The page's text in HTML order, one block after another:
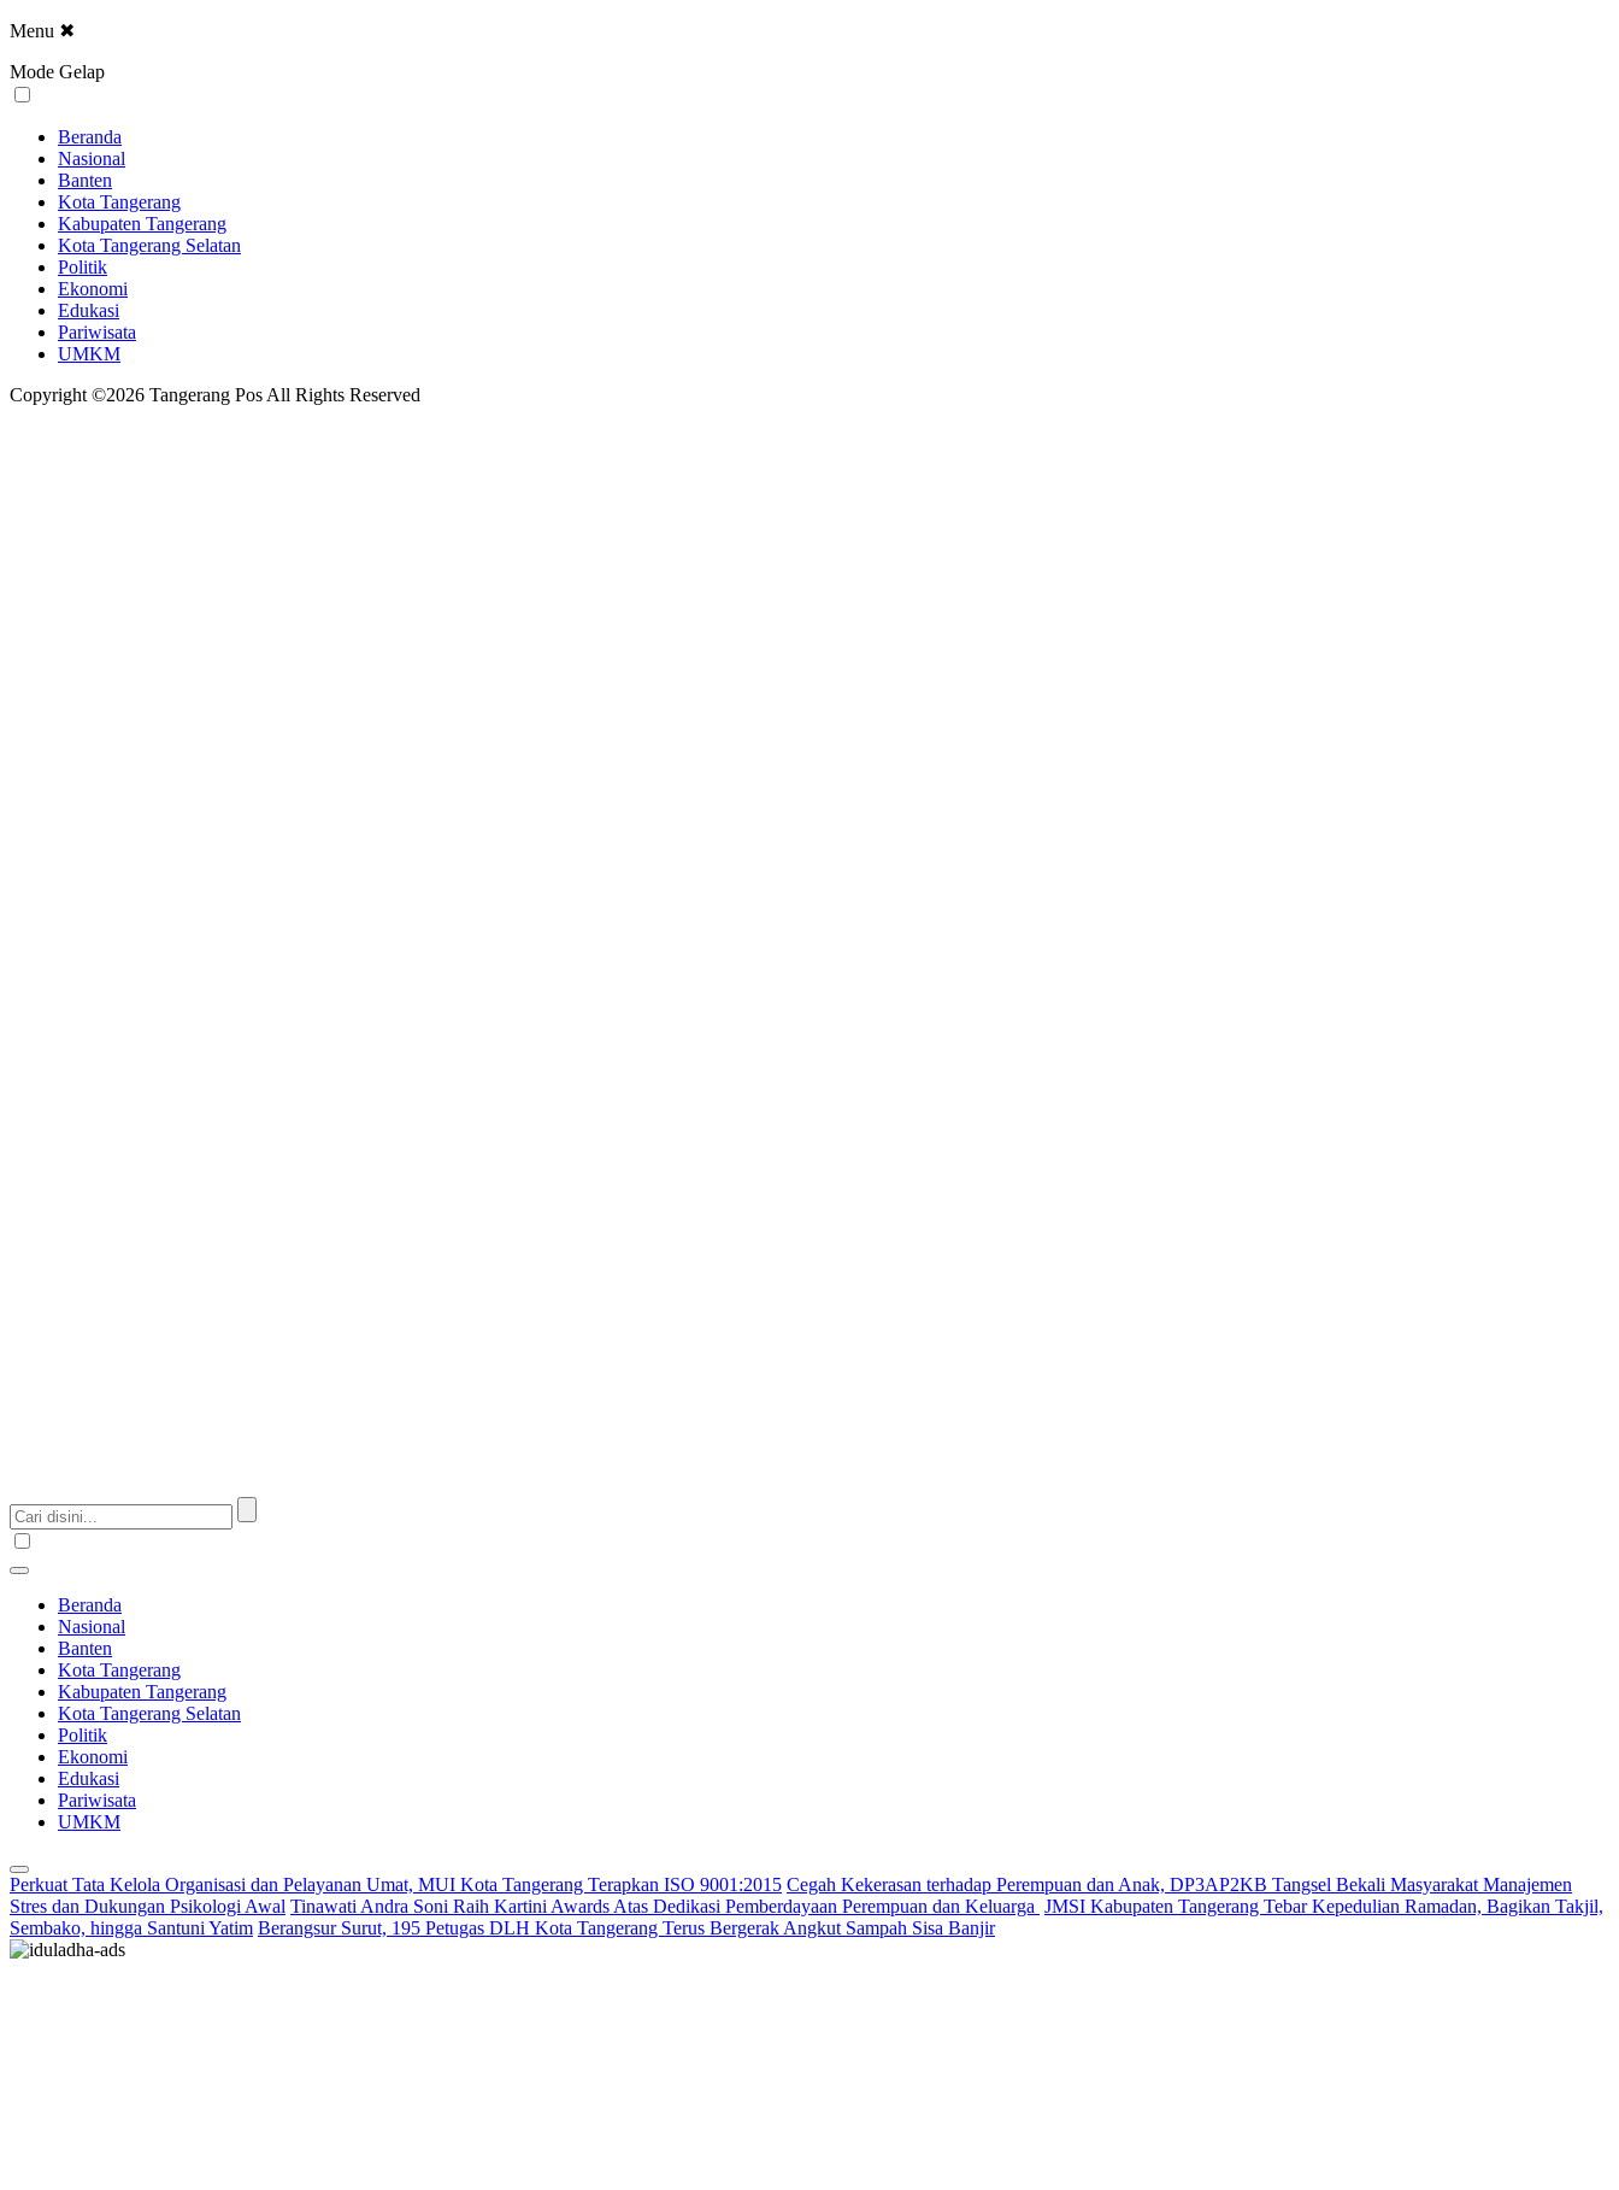
Menu ✖
Mode Gelap
Beranda
Nasional
Banten
Kota Tangerang
Kabupaten Tangerang
Kota Tangerang Selatan
Politik
Ekonomi
Edukasi
Pariwisata
UMKM
Copyright ©2026 Tangerang Pos All Rights Reserved
Beranda
Nasional
Banten
Kota Tangerang
Kabupaten Tangerang
Kota Tangerang Selatan
Politik
Ekonomi
Edukasi
Pariwisata
UMKM
Perkuat Tata Kelola Organisasi dan Pelayanan Umat, MUI Kota Tangerang Terapkan ISO 9001:2015 Cegah Kekerasan terhadap Perempuan dan Anak, DP3AP2KB Tangsel Bekali Masyarakat Manajemen
Stres dan Dukungan Psikologi Awal Tinawati Andra Soni Raih Kartini Awards Atas Dedikasi Pemberdayaan Perempuan dan Keluarga JMSI Kabupaten Tangerang Tebar Kepedulian Ramadan, Bagikan Takjil,
Sembako, hingga Santuni Yatim Berangsur Surut, 195 Petugas DLH Kota Tangerang Terus Bergerak Angkut Sampah Sisa Banjir